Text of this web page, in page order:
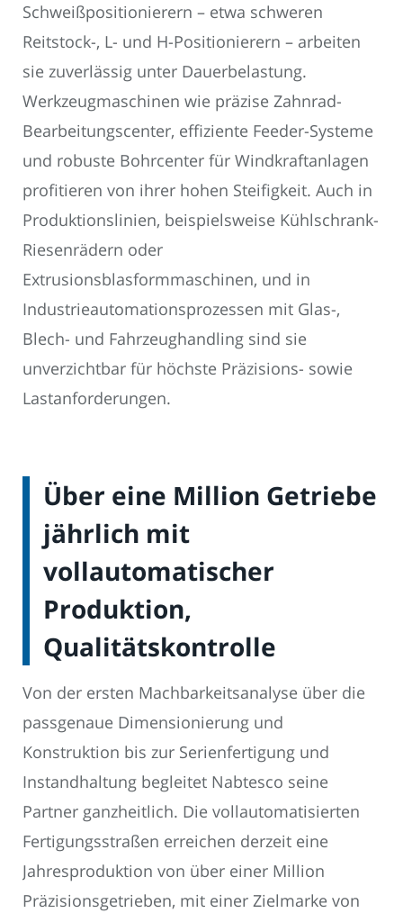
Schweißpositionierern – etwa schweren
Reitstock-, L- und H-Positionierern – arbeiten
sie zuverlässig unter Dauerbelastung.
Werkzeugmaschinen wie präzise Zahnrad-
Bearbeitungscenter, effiziente Feeder-Systeme
und robuste Bohrcenter für Windkraftanlagen
profitieren von ihrer hohen Steifigkeit. Auch in
Produktionslinien, beispielsweise Kühlschrank-
Riesenrädern oder
Extrusionsblasformmaschinen, und in
Industrieautomationsprozessen mit Glas-,
Blech- und Fahrzeughandling sind sie
unverzichtbar für höchste Präzisions- sowie
Lastanforderungen.
Über eine Million Getriebe
jährlich mit
vollautomatischer
Produktion,
Qualitätskontrolle
Von der ersten Machbarkeitsanalyse über die
passgenaue Dimensionierung und
Konstruktion bis zur Serienfertigung und
Instandhaltung begleitet Nabtesco seine
Partner ganzheitlich. Die vollautomatisierten
Fertigungsstraßen erreichen derzeit eine
Jahresproduktion von über einer Million
Präzisionsgetrieben, mit einer Zielmarke von